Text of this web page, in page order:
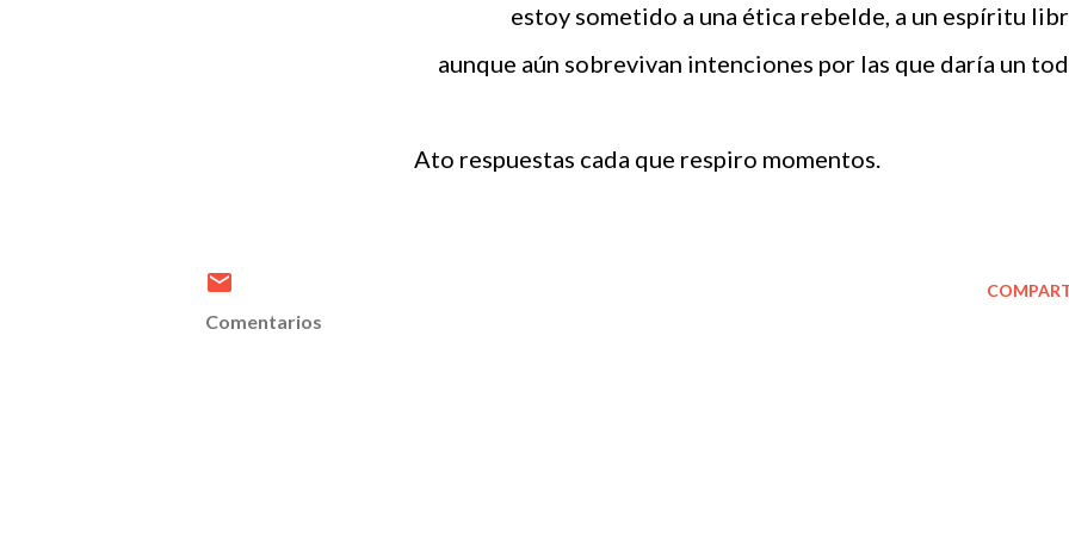
estoy sometido a una ética rebelde, a un espíritu
aunque aún sobrevivan intenciones por las que daría un
Ato respuestas cada que respiro momentos.
Comentarios